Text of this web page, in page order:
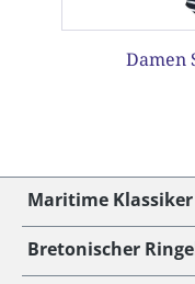
Damen
Maritime Klassiker
Bretonischer